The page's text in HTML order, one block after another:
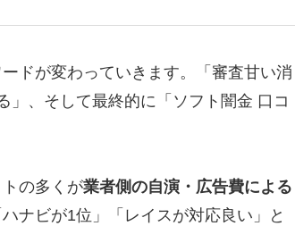
ドが変わっていきます。「審査甘い消
」、そして最終的に「ソフト闇金 口コ
の多くが業者側の自演・広告費による
ナビが1位」「レイスが対応良い」と